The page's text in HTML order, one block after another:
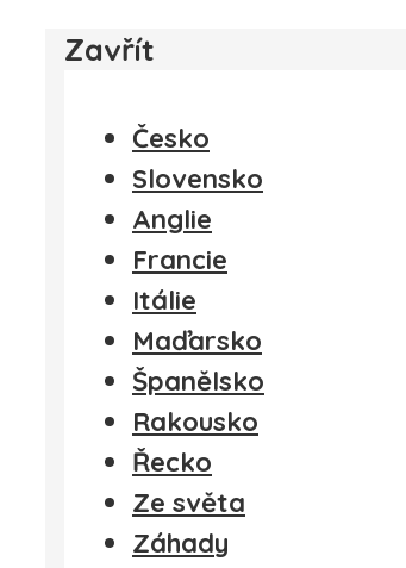
Zavřít
Česko
Slovensko
Anglie
Francie
Itálie
Maďarsko
Španělsko
Rakousko
Řecko
Ze světa
Záhady